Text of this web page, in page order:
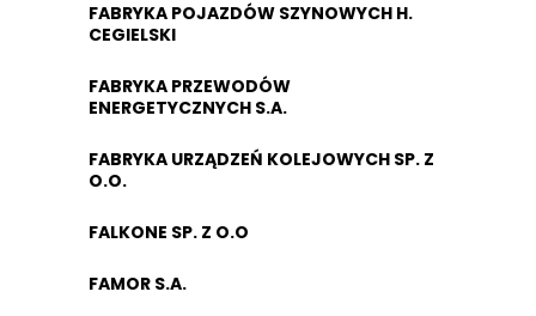
FABRYKA POJAZDÓW SZYNOWYCH H.
CEGIELSKI
FABRYKA PRZEWODÓW
ENERGETYCZNYCH S.A.
FABRYKA URZĄDZEŃ KOLEJOWYCH SP. Z
O.O.
FALKONE SP. Z O.O
FAMOR S.A.